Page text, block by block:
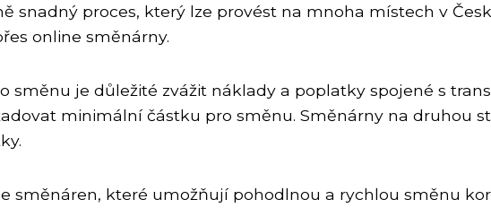
snadný proces, který lze provést na mnoha místech v
online směnárny.
směnu je důležité zvážit náklady a poplatky spojené s
minimální částku pro směnu. Směnárny na druhou
směnáren, které umožňují pohodlnou a rychlou směnu